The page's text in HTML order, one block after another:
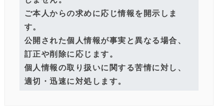
ご本人からの求めに応じ情報を開示しま
す。
公開された個人情報が事実と異なる場合、
訂正や削除に応じます。
個人情報の取り扱いに関する苦情に対し、
適切・迅速に対処します。